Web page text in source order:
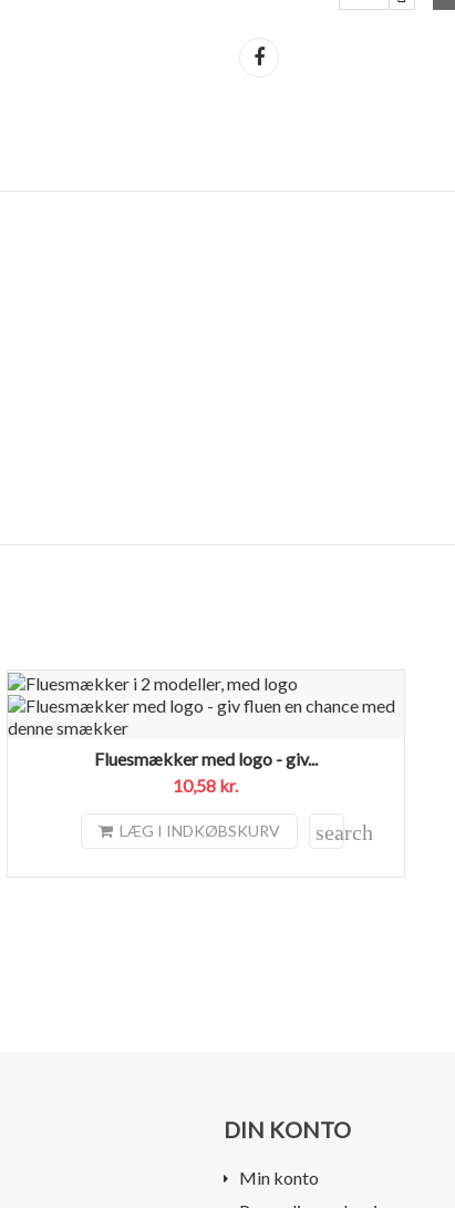
Fluesmækker med logo - giv...
10,58 kr.
LÆG I INDKØBSKURV search
DIN KONTO
Min konto